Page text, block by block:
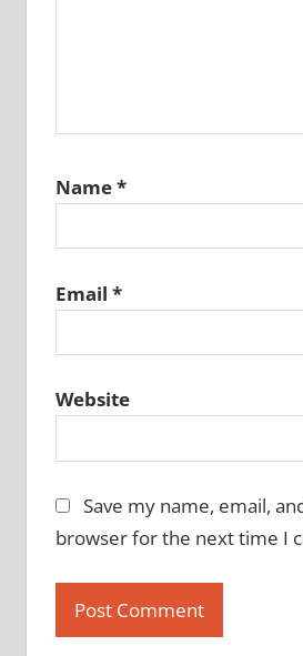
Name*
Email *
Website
Save my name, email,
browser for the next time I